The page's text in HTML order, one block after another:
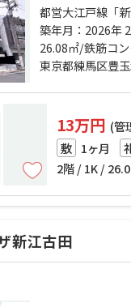
都営大江戸線「新
分 西武池袋線「江古田」駅 徒歩6分
西武有楽町線「新
分
築年月：2026年
26.08㎡/鉄筋コ
東京都練馬区豊
13万円 (管
敷 1ヶ月
2階 / 1K /
新江古田